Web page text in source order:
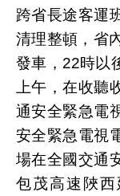
跨省長途客運
清理整頓，省
發車，22時以
上午，在收聽
通安全緊急電
安全緊急電視
場在全國交通
包茂高速陜西